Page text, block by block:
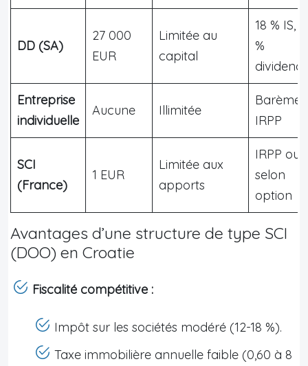
DD (SA)
27 000
EUR
Limitée au
capital
18 % IS,
%
Entreprise
individuelle
Aucune Illimitée
Barème
IRPP
SCI
(France)
1 EUR
Limitée aux
apports
IRPP ou
selon
option
Avantages d’une structure de type SCI
(DOO) en Croatie
Fiscalité compétitive :
Impôt sur les sociétés modéré (12-18 %).
Taxe immobilière annuelle faible (0,60 à 8